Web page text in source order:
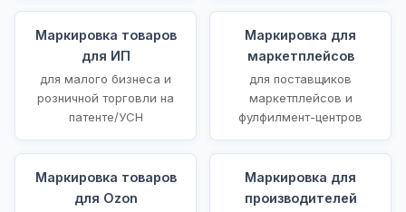
Маркировка товаров
для ИП
для малого бизнеса и
розничной торговли на
патенте/УСН
Маркировка для
маркетплейсов
для поставщиков
маркетплейсов и
фулфилмент-центров
Маркировка товаров
для Ozon
Маркировка для
производителей